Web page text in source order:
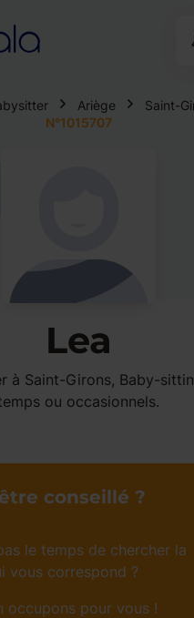
Ariège
Saint-
N°1015707
Lea
à Saint-Girons, Baby-
ou occasionnels.
conseillé ?
le temps de chercher la
vous correspond ?
occupons pour vous !